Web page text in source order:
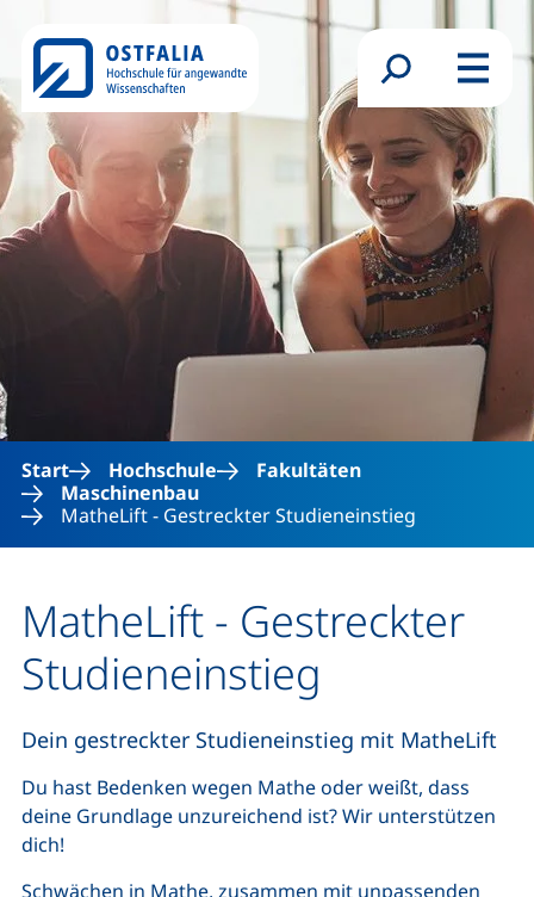
Direkt zum Inhalt
Suchformular
Menü
Start Hochschule
Fakultäten
Maschinenbau
MatheLift - Gestreckter Studieneinstieg
MatheLift - Gestreckter
Studieneinstieg
Dein gestreckter Studieneinstieg mit MatheLift
Du hast Bedenken wegen Mathe oder weißt, dass
deine Grundlage unzureichend ist? Wir unterstützen
dich!
Schwächen in Mathe, zusammen mit unpassenden